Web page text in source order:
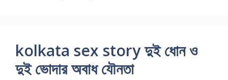
kolkata sex story দুই ধোন ও
দুই ভোদার অবাধ যৌনতা